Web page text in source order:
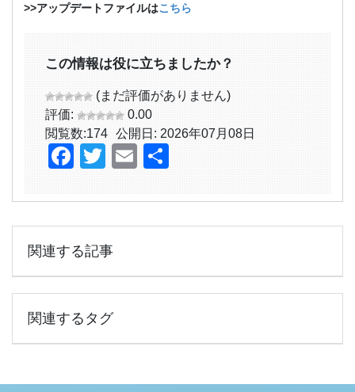
>>アップデートファイルはこちら
この情報は役に立ちましたか？
(まだ評価がありません)
評価:
0.00
閲覧数:174 公開日: 2026年07月08日
Facebook
TwitterEmail
関連する記事
関連するタグ